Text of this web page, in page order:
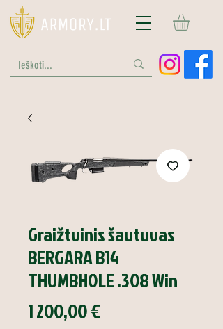
Graižtvinis šautuvas
BERGARA B14
THUMBHOLE .308 Win
1 200,00 €Price